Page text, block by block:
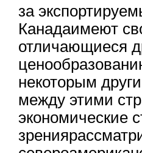
за
Канадаимеют
отличающиеся
некоторым
между этими
экономические